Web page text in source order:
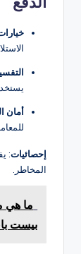
أمان
إحصائيات:
المخاطر.
ما هي
بيست